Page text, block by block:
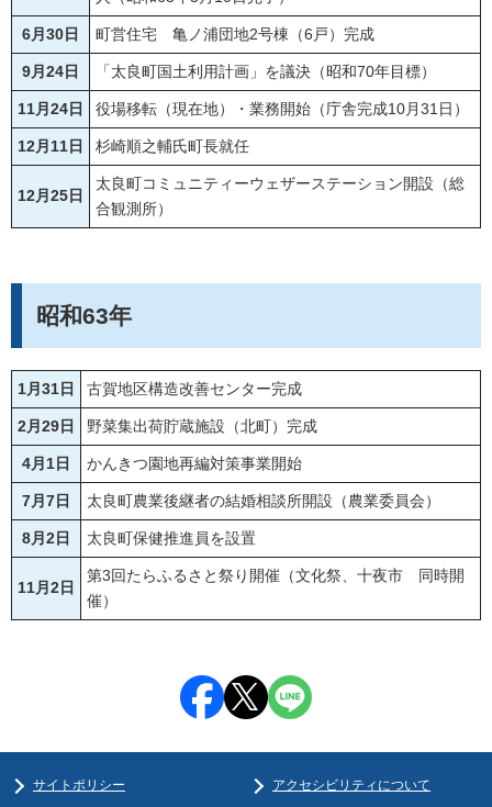
6月30日 町営住宅 亀ノ浦団地2号棟（6戸）完成
9月24日 「太良町国土利用計画」を議決（昭和70年目標）
11月24日 役場移転（現在地）・業務開始（庁舎完成10月31日）
12月11日 杉崎順之輔氏町長就任
12月25日
太良町コミュニティーウェザーステーション開設（総
合観測所）
昭和63年
1月31日 古賀地区構造改善センター完成
2月29日 野菜集出荷貯蔵施設（北町）完成
4月1日 かんきつ園地再編対策事業開始
7月7日 太良町農業後継者の結婚相談所開設（農業委員会）
8月2日 太良町保健推進員を設置
11月2日
第3回たらふるさと祭り開催（文化祭、十夜市 同時開
催）
サイトポリシー
アクセシビリティについて